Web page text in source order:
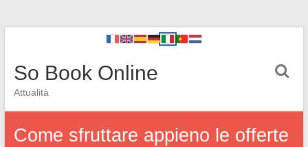
So Book Online
Attualità
Come sfruttare appieno le offerte